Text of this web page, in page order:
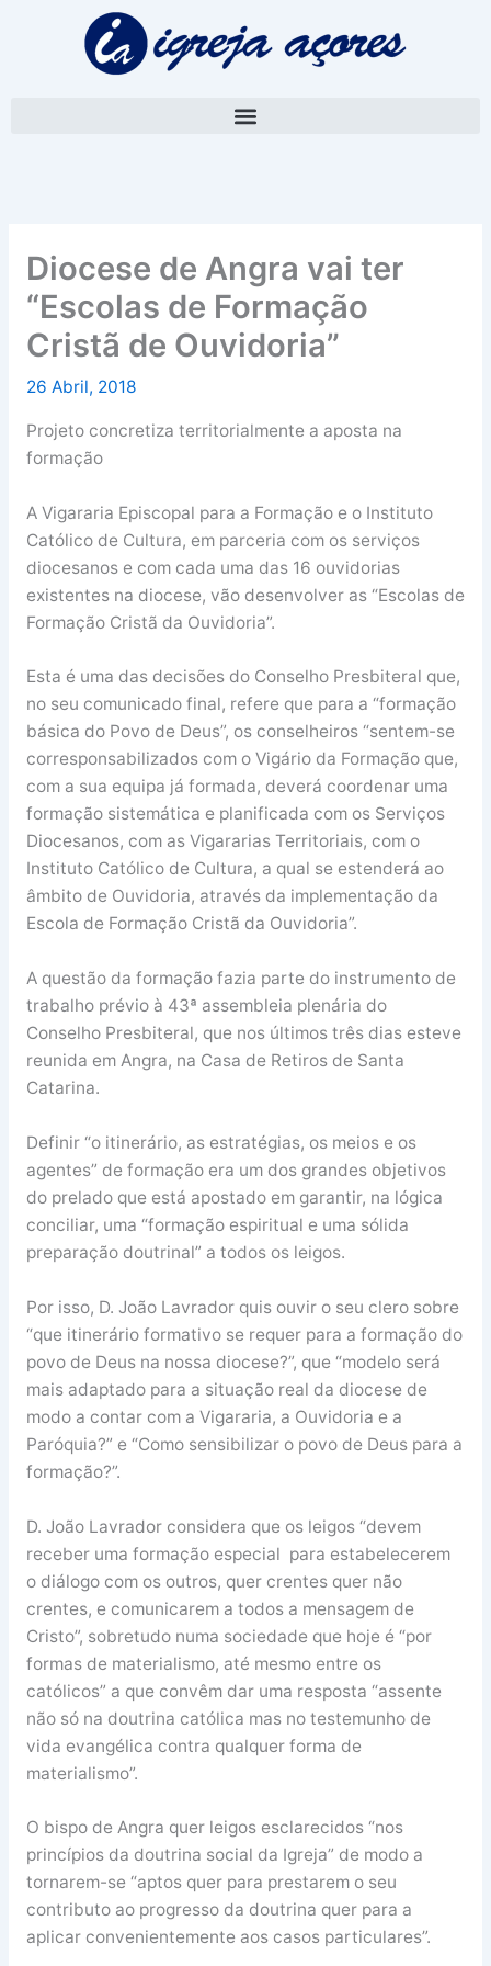
Diocese de Angra vai ter
“Escolas de Formação
Cristã de Ouvidoria”
26 Abril, 2018
Projeto concretiza territorialmente a aposta na
formação
A Vigararia Episcopal para a Formação e o Instituto
Católico de Cultura, em parceria com os serviços
diocesanos e com cada uma das 16 ouvidorias
existentes na diocese, vão desenvolver as “Escolas de
Formação Cristã da Ouvidoria”.
Esta é uma das decisões do Conselho Presbiteral que,
no seu comunicado final, refere que para a “formação
básica do Povo de Deus”, os conselheiros “sentem-se
corresponsabilizados com o Vigário da Formação que,
com a sua equipa já formada, deverá coordenar uma
formação sistemática e planificada com os Serviços
Diocesanos, com as Vigararias Territoriais, com o
Instituto Católico de Cultura, a qual se estenderá ao
âmbito de Ouvidoria, através da implementação da
Escola de Formação Cristã da Ouvidoria”.
A questão da formação fazia parte do instrumento de
trabalho prévio à 43ª assembleia plenária do
Conselho Presbiteral, que nos últimos três dias esteve
reunida em Angra, na Casa de Retiros de Santa
Catarina.
Definir “o itinerário, as estratégias, os meios e os
agentes” de formação era um dos grandes objetivos
do prelado que está apostado em garantir, na lógica
conciliar, uma “formação espiritual e uma sólida
preparação doutrinal” a todos os leigos.
Por isso, D. João Lavrador quis ouvir o seu clero sobre
“que itinerário formativo se requer para a formação do
povo de Deus na nossa diocese?”, que “modelo será
mais adaptado para a situação real da diocese de
modo a contar com a Vigararia, a Ouvidoria e a
Paróquia?” e “Como sensibilizar o povo de Deus para a
formação?”.
D. João Lavrador considera que os leigos “devem
receber uma formação especial para estabelecerem
o diálogo com os outros, quer crentes quer não
crentes, e comunicarem a todos a mensagem de
Cristo”, sobretudo numa sociedade que hoje é “por
formas de materialismo, até mesmo entre os
católicos” a que convêm dar uma resposta “assente
não só na doutrina católica mas no testemunho de
vida evangélica contra qualquer forma de
materialismo”.
O bispo de Angra quer leigos esclarecidos “nos
princípios da doutrina social da Igreja” de modo a
tornarem-se “aptos quer para prestarem o seu
contributo ao progresso da doutrina quer para a
aplicar convenientemente aos casos particulares”.